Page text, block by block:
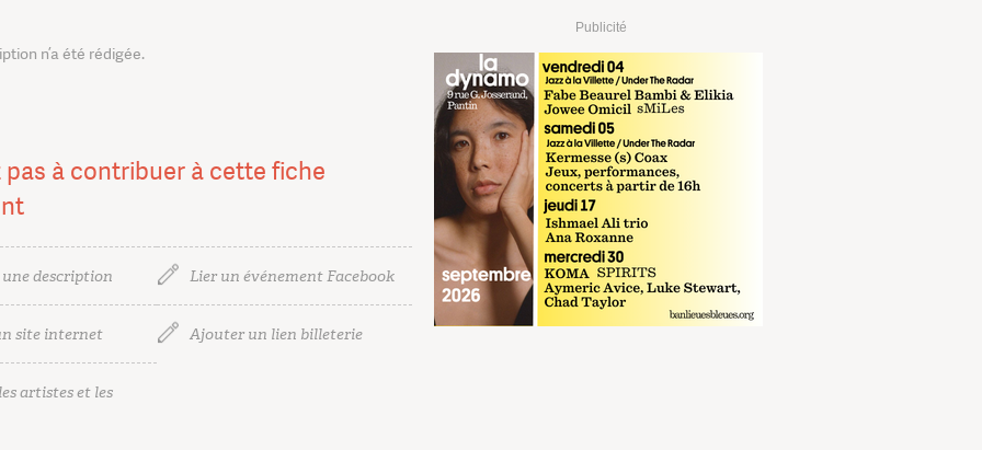
Publicité
n’a été rédigée.
pas à contribuer à cette fiche
description Lier un événement Facebook
site internet Ajouter un lien billeterie
artistes et les